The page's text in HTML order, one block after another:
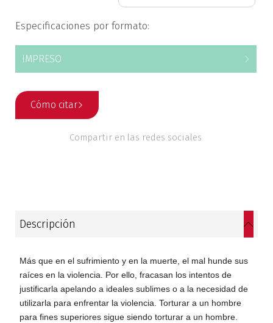
Desarrollo
Diseño
Economía
Estudios regionales
Filosofía
Finanzas
Especificaciones por formato:
IMPRESO
Cómo citar
Compartir en las redes sociales
Descripción
Más que en el sufrimiento y en la muerte, el mal hunde sus
raíces en la violencia. Por ello, fracasan los intentos de
justificarla apelando a ideales sublimes o a la necesidad de
utilizarla para enfrentar la violencia. Torturar a un hombre
para fines superiores sigue siendo torturar a un hombre.